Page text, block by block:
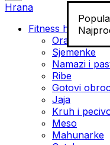
Hrana
Fitness hrana
Orašasti
Sjemenke
Namazi i
Ribe
Gotovi
Jaja
Kruh i
Meso
Mahunarke